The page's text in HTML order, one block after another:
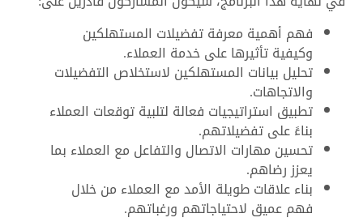
فهم أهمية معرفة تفضيلات المستهلكين
وكيفية تأثيرها على خدمة العملاء.
تحليل بيانات المستهلكين لاستخلاص التفضيلات
والاتجاهات.
تطبيق استراتيجيات فعالة لتلبية توقعات العملاء
بناءً على تفضيلاتهم.
تحسين مهارات الاتصال والتفاعل مع العملاء بما
يعزز رضاهم.
بناء علاقات طويلة الأمد مع العملاء من خلال
فهم عميق لاحتياجاتهم ورغباتهم.